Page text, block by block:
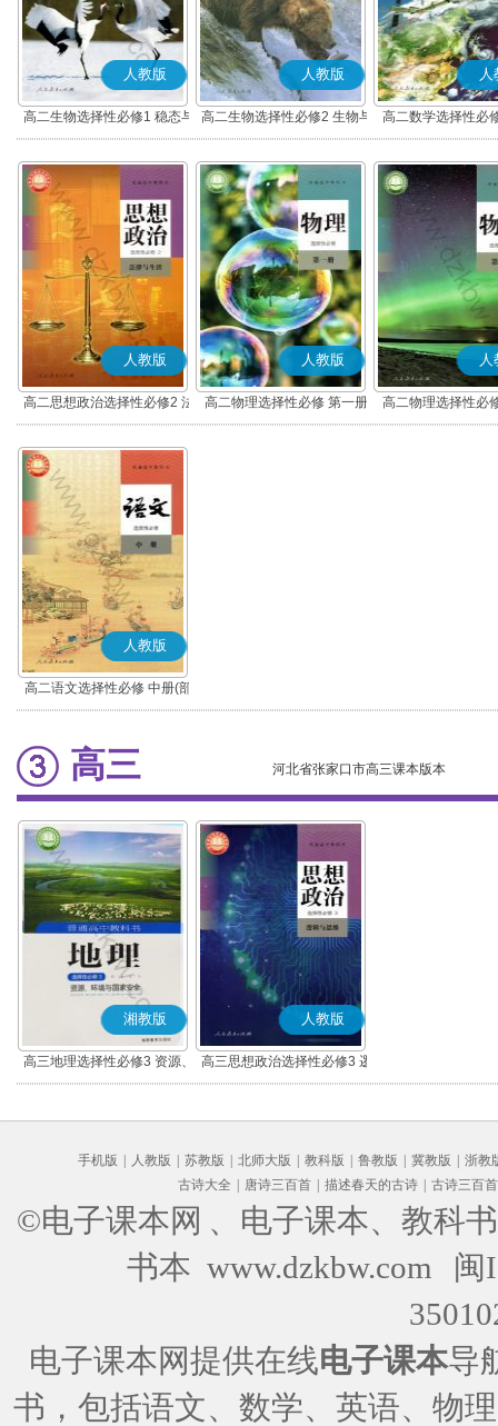
人教版
高二生物选择性必修1 稳态与
调节
人教版
高二生物选择性必修2 生物与
环境
人
高二数学选择性必
(A版)
人教版
高二思想政治选择性必修2 法
律与生活(部编版)
人教版
高二物理选择性必修 第一册
人
高二物理选择性必
人教版
高二语文选择性必修 中册(部
编版)
高三 河北省张家口市高三课本版本
湘教版
高三地理选择性必修3 资源、
环境与国家安全
人教版
高三思想政治选择性必修3 逻
辑与思维(部编版)
手机版 人教版 苏教版 北师大版 教科版 鲁教版 冀教版
浙教
古诗大全
唐诗三百首 描述春天的古诗 古诗三百首
©电子课本网 、电子课本、教科
书本 www.dzkbw.com
闽
电子课本网提供在线电子课本导
书，包括语文、数学、英语、物